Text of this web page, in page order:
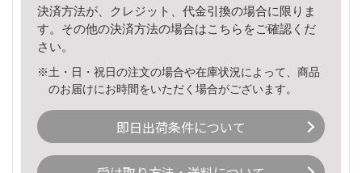
決済方法が、クレジット、代金引換の場合に限りま
す。その他の決済方法の場合はこちら をご確認くだ
さい。
※土・日・祝日の注文の場合や在庫状況によって、商品
のお届けにお時間をいただく場合がございます。
即日出荷条件について